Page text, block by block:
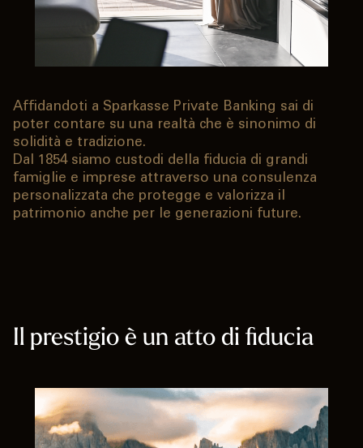
Affidandoti a Sparkasse Private Banking sai di
poter contare su una realtà che è sinonimo di
solidità e tradizione.
Dal 1854 siamo custodi della fiducia di grandi
famiglie e imprese attraverso una consulenza
personalizzata che protegge e valorizza il
patrimonio anche per le generazioni future.
Il prestigio è un atto di fiducia